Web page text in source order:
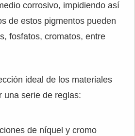
corrosivo, impidiendo así
de estos pigmentos pueden
fosfatos, cromatos, entre
ideal de los materiales
una serie de reglas:
de níquel y cromo